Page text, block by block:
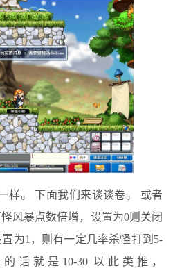
样。 下面我们来谈谈卷。 或者
风暴点数倍增，设置为0则关闭
为1，则有一定几率杀怪打到5-
话就是10-30 以此类推，